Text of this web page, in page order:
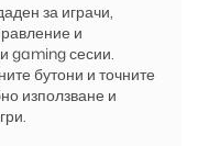
за играчи,
и
gaming сесии.
бутони и точните
използване и